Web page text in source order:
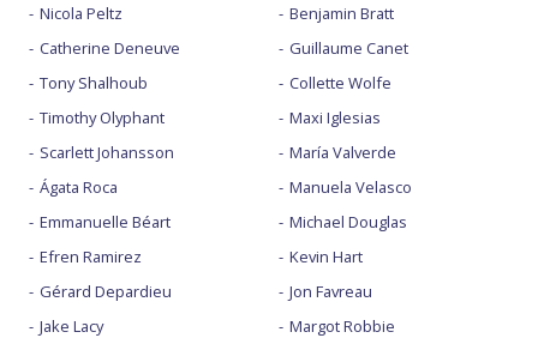
Nicola Peltz
Catherine Deneuve
Tony Shalhoub
Timothy Olyphant
Scarlett Johansson
Ágata Roca
Emmanuelle Béart
Efren Ramirez
Gérard Depardieu
Jake Lacy
Benjamin Bratt
Guillaume Canet
Collette Wolfe
Maxi Iglesias
María Valverde
Manuela Velasco
Michael Douglas
Kevin Hart
Jon Favreau
Margot Robbie